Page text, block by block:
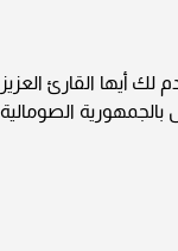
أيها القارئ العزيز
بالجمهورية الصومالية